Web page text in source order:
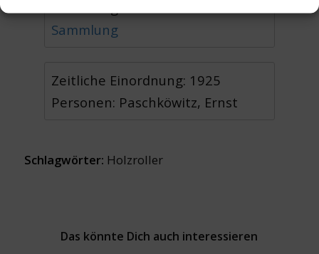
Sammlung
Zeitliche Einordnung: 1925
Personen: Paschköwitz, Ernst
Schlagwörter: Holzroller
Das könnte Dich auch interessieren